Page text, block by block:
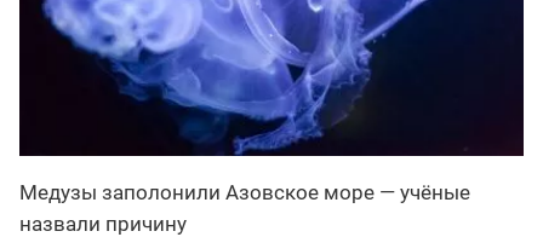
Медузы заполонили Азовское море — учёные
назвали причину